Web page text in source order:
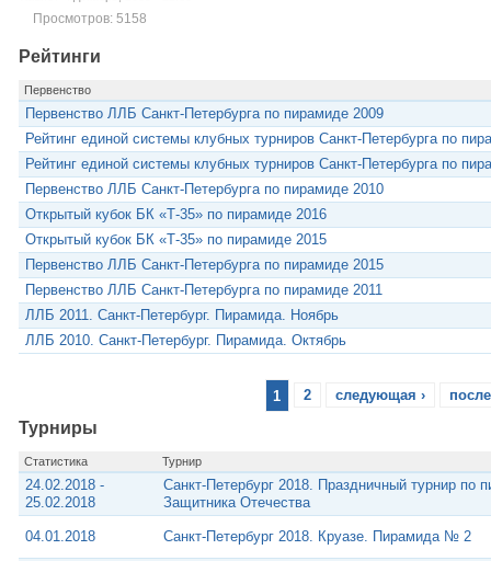
Просмотров: 5158
Рейтинги
Первенство
Первенство ЛЛБ Санкт-Петербурга по пирамиде 2009
Рейтинг единой системы клубных турниров Санкт-Петербурга по
Рейтинг единой системы клубных турниров Санкт-Петербурга по
Первенство ЛЛБ Санкт-Петербурга по пирамиде 2010
Открытый кубок БК «Т-35» по пирамиде 2016
Открытый кубок БК «Т-35» по пирамиде 2015
Первенство ЛЛБ Санкт-Петербурга по пирамиде 2015
Первенство ЛЛБ Санкт-Петербурга по пирамиде 2011
ЛЛБ 2011. Санкт-Петербург. Пирамида. Ноябрь
ЛЛБ 2010. Санкт-Петербург. Пирамида. Октябрь
1 2 следующая ›
Турниры
Статистика Турнир
24.02.2018 -
25.02.2018
Санкт-Петербург 2018. Праздничный турнир по
Защитника Отечества
04.01.2018 Санкт-Петербург 2018. Круазе. Пирамида № 2